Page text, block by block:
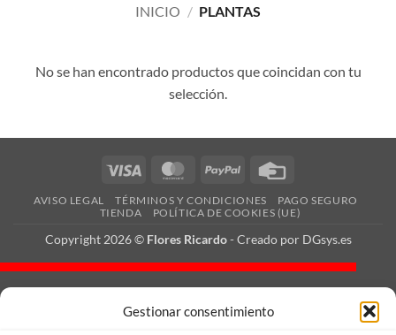
Gestionar consentimiento
INICIO / PLANTAS
No se han encontrado productos que coincidan con tu
selección.
Visa MasterCardPayPal
AVISO LEGAL TÉRMINOS Y CONDICIONES
PAGO SEGURO
TIENDA
POLÍTICA DE COOKIES (UE)
Copyright 2026 © Flores Ricardo- Creado por DGsys.es